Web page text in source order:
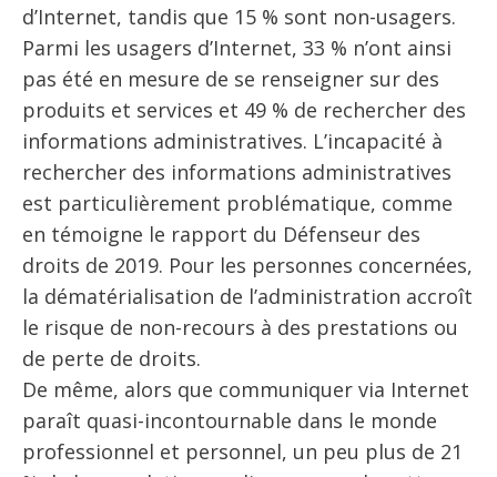
d’Internet, tandis que 15 % sont non-usagers.
Parmi les usagers d’Internet, 33 % n’ont ainsi
pas été en mesure de se renseigner sur des
produits et services et 49 % de rechercher des
informations administratives. L’incapacité à
rechercher des informations administratives
est particulièrement problématique, comme
en témoigne le rapport du Défenseur des
droits de 2019. Pour les personnes concernées,
la dématérialisation de l’administration accroît
le risque de non-recours à des prestations ou
de perte de droits.
De même, alors que communiquer via Internet
paraît quasi-incontournable dans le monde
professionnel et personnel, un peu plus de 21